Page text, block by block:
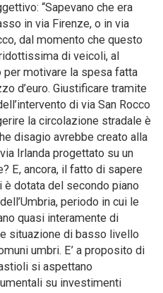
“Sapevano che era
in via Firenze, o in via
dal momento che questo
di veicoli, al
per motivare la spesa fatta
d’euro. Giustificare tramite
di via San Rocco
la circolazione stradale è
disagio avrebbe creato alla
Irlanda progettato su un
E, ancora, il fatto di sapere
è dotata del secondo piano
periodo in cui le
quasi interamente di
situazione di basso livello
umbri. E’ a proposito di
si aspettano
su investimenti